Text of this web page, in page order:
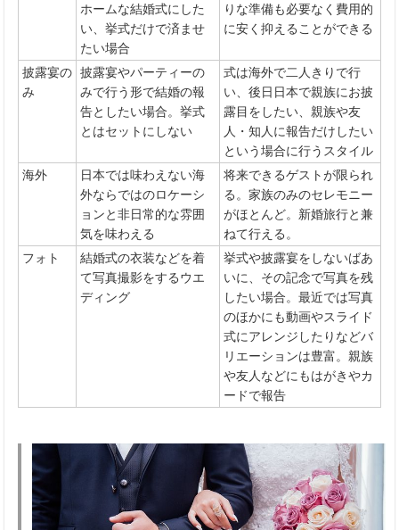
ホームな結婚式にした
い、挙式だけで済ませ
たい場合
りな準備も必要なく費用的
に安く抑えることができる
披露宴の
み
披露宴やパーティーの
みで行う形で結婚の報
告としたい場合。挙式
とはセットにしない
式は海外で二人きりで行
い、後日日本で親族にお披
露目をしたい、親族や友
人・知人に報告だけしたい
という場合に行うスタイル
海外
日本では味わえない海
外ならではのロケーシ
ョンと非日常的な雰囲
気を味わえる
将来できるゲストが限られ
る。家族のみのセレモニー
がほとんど。新婚旅行と兼
ねて行える。
フォト
結婚式の衣装などを着
て写真撮影をするウエ
ディング
挙式や披露宴をしないばあ
いに、その記念で写真を残
したい場合。最近では写真
のほかにも動画やスライド
式にアレンジしたりなどバ
リエーションは豊富。親族
や友人などにもはがきやカ
ードで報告